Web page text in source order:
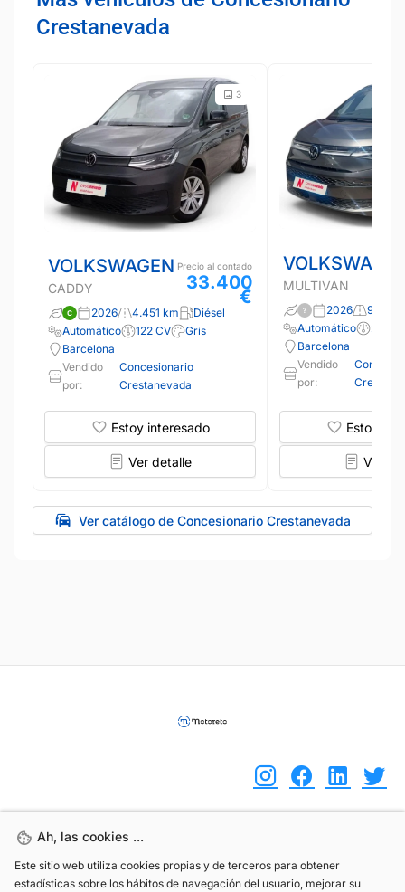
Crestanevada
3
VOLKSWAGEN
CADDY
Precio al contado
33.400
€
2026 4.451 km
Diésel
Automático
122 CV
Gris
Barcelona
Vendido
por:
Concesionario
Crestanevada
Estoy interesado
Ver detalle
MULTIVAN
2026
9.646
Automático
245
Barcelona
Vendido
por:
Estoy
Ver
Ver catálogo de Concesionario Crestanevada
Ah, las cookies ...
Este sitio web utiliza cookies propias y de terceros para obtener
estadísticas sobre los hábitos de navegación del usuario, mejorar su
Ah, las cookies ...
Este sitio web utiliza cookies propias y de terceros para obtener
estadísticas sobre los hábitos de navegación del usuario, mejorar su
info@motoreto.com